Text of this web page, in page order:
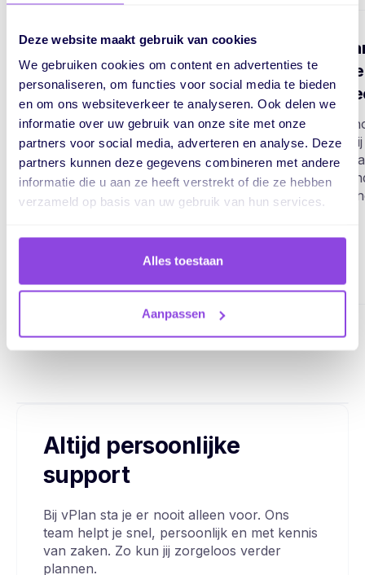
Deze website maakt gebruik van cookies
We gebruiken cookies om content en advertenties te
personaliseren, om functies voor social media te bieden
en om ons websiteverkeer te analyseren. Ook delen we
informatie over uw gebruik van onze site met onze
partners voor social media, adverteren en analyse. Deze
partners kunnen deze gegevens combineren met andere
informatie die u aan ze heeft verstrekt of die ze hebben
verzameld op basis van uw gebruik van hun services.
Alles toestaan
Aanpassen
"We kunnen niet meer
zonder vPlan!”
Lees hoe Evany bij Wastoren
door vPlan meer tijdwinst,
efficiëntie en een
totaaloverzicht van het proces
heeft gekregen.
->
Lees
Altijd persoonlijke
support
Bij vPlan sta je er nooit alleen voor. Ons
team helpt je snel, persoonlijk en met kennis
van zaken. Zo kun jij zorgeloos verder
plannen.